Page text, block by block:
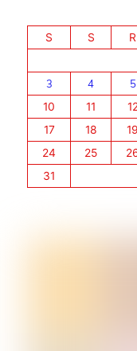
S
S R
3
4 5
10
11
17
18 19
24
25
31